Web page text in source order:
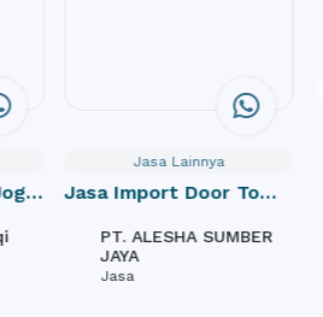
Jasa Lainnya
Jasa Import Door To
PT. ALESHA SUMBER
JAYA
Jasa